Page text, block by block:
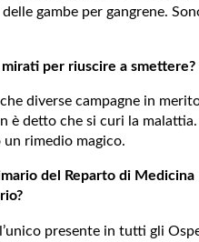
delle gambe per gangrene.
per riuscire a smettere?
diverse campagne in
è detto che si curi la
rimedio magico.
del Reparto di
presente in tutti gli